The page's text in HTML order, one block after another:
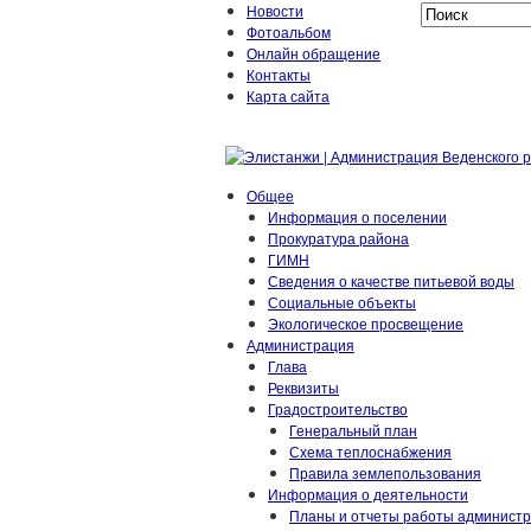
Новости
Фотоальбом
Онлайн обращение
Контакты
Карта сайта
Общее
Информация о поселении
Прокуратура района
ГИМН
Сведения о качестве питьевой воды
Социальные объекты
Экологическое просвещение
Администрация
Глава
Реквизиты
Градостроительство
Генеральный план
Схема теплоснабжения
Правила землепользования
Информация о деятельности
Планы и отчеты работы